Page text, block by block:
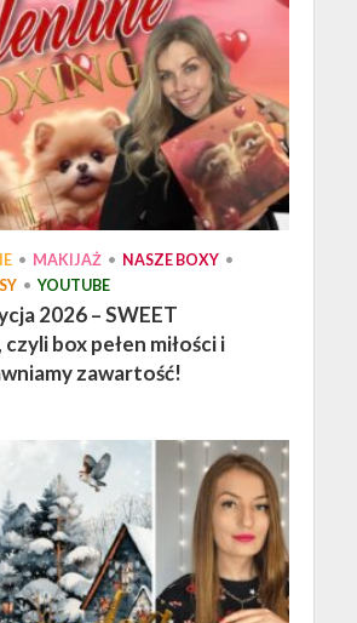
• MAKIJAŻ • NASZE BOXY •
• YOUTUBE
2026 – SWEET
box pełen miłości i
zawartość!